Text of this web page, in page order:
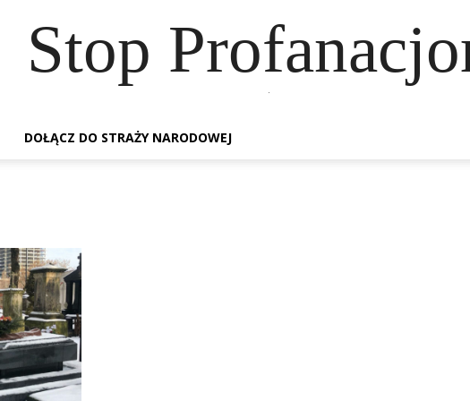
Stop
DOŁĄCZ DO STRAŻY NARODOWEJ